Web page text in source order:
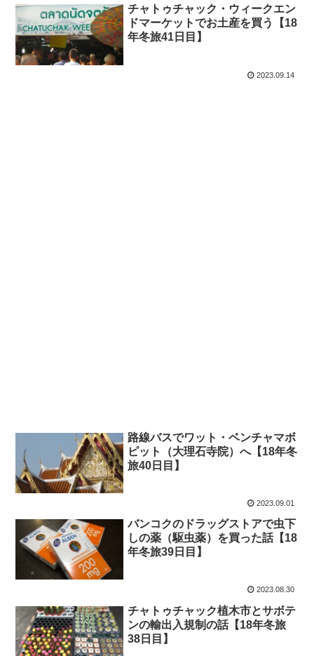
チャトゥチャック・ウィークエン
ドマーケットでお土産を買う【18
年冬旅41日目】
2023.09.14
路線バスでワット・ベンチャマボ
ピット（大理石寺院）へ【18年冬
旅40日目】
2023.09.01
バンコクのドラッグストアで虫下
しの薬（駆虫薬）を買った話【18
年冬旅39日目】
2023.08.30
チャトゥチャック植木市とサボテ
ンの輸出入規制の話【18年冬旅
38日目】